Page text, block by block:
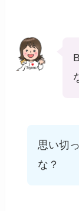
思い切
な？